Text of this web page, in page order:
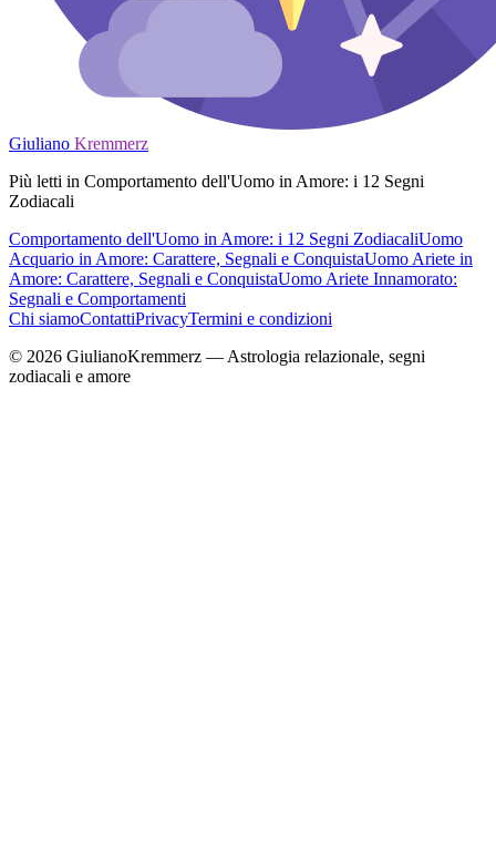
Giuliano Kremmerz
Più letti in Comportamento dell'Uomo in Amore: i 12 Segni
Zodiacali
Comportamento dell'Uomo in Amore: i 12 Segni ZodiacaliUomo
Acquario in Amore: Carattere, Segnali e ConquistaUomo Ariete in
Amore: Carattere, Segnali e ConquistaUomo Ariete Innamorato:
Segnali e Comportamenti
Chi siamoContattiPrivacyTermini e condizioni
© 2026 GiulianoKremmerz — Astrologia relazionale, segni
zodiacali e amore